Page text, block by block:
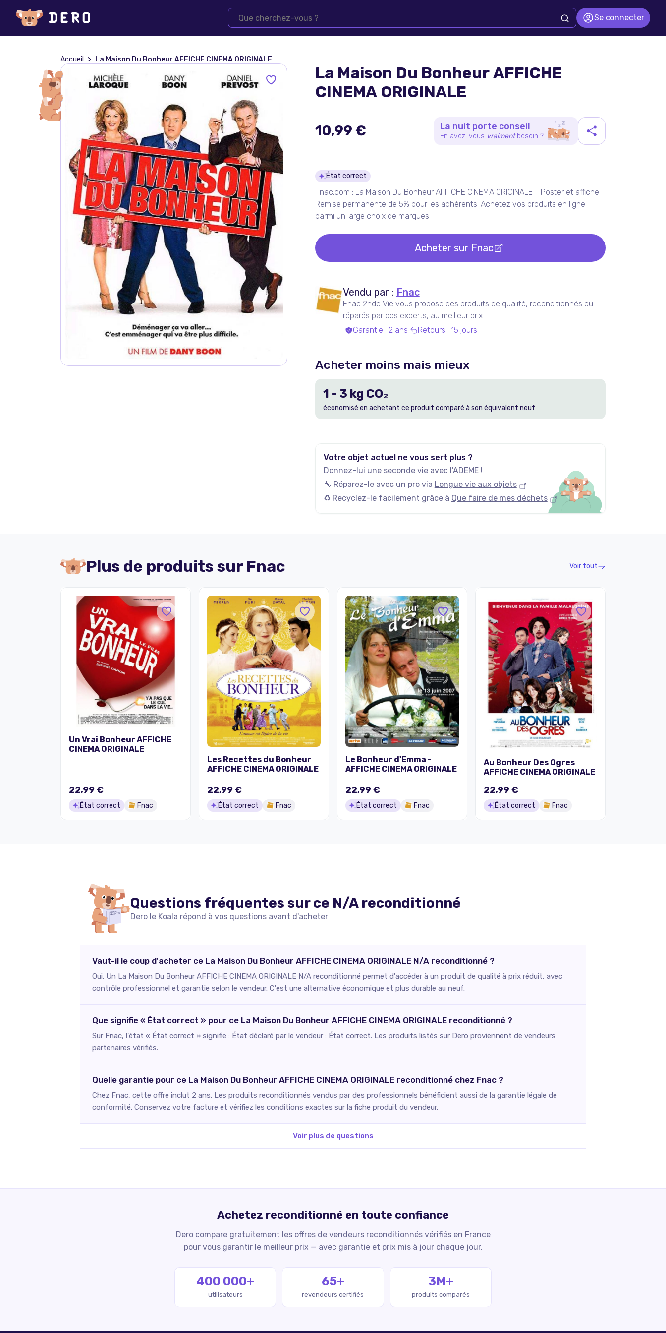
Se connecter
Accueil La Maison Du Bonheur AFFICHE CINEMA ORIGINALE
La Maison Du Bonheur AFFICHE
CINEMA ORIGINALE
10,99 € La nuit porte conseil
En avez-vous vraiment besoin ?
Détails du produit
État correct
Fnac.com : La Maison Du Bonheur AFFICHE CINEMA ORIGINALE - Poster et affiche.
Remise permanente de 5% pour les adhérents. Achetez vos produits en ligne
parmi un large choix de marques.
Acheter sur Fnac
Vendu par : Fnac
Fnac 2nde Vie vous propose des produits de qualité, reconditionnés ou
réparés par des experts, au meilleur prix.
Garantie : 2 ans Retours : 15 jours
Acheter moins mais mieux
1 - 3 kg CO₂
économisé en achetant ce produit comparé à son équivalent neuf
Votre objet actuel ne vous sert plus ?
Donnez-lui une seconde vie avec l'ADEME !
🔧 Réparez-le avec un pro via Longue vie aux objets
♻️ Recyclez-le facilement grâce à Que faire de mes déchets
Plus de produits sur Fnac Voir tout
Un Vrai Bonheur AFFICHE
CINEMA ORIGINALE
22,99 €
État correct Fnac
Les Recettes du Bonheur
AFFICHE CINEMA ORIGINALE
22,99 €
État correct Fnac
Le Bonheur d'Emma -
AFFICHE CINEMA ORIGINALE
22,99 €
État correct Fnac
Au Bonheur Des Ogres
AFFICHE CINEMA ORIGINALE
22,99 €
État correct Fnac
Questions fréquentes sur ce N/A reconditionné
Dero le Koala répond à vos questions avant d'acheter
Vaut-il le coup d'acheter ce La Maison Du Bonheur AFFICHE CINEMA ORIGINALE N/A reconditionné ?
Oui. Un La Maison Du Bonheur AFFICHE CINEMA ORIGINALE N/A reconditionné permet d'accéder à un produit de qualité à prix réduit, avec
contrôle professionnel et garantie selon le vendeur. C'est une alternative économique et plus durable au neuf.
Que signifie « État correct » pour ce La Maison Du Bonheur AFFICHE CINEMA ORIGINALE reconditionné ?
Sur Fnac, l'état « État correct » signifie : État déclaré par le vendeur : État correct. Les produits listés sur Dero proviennent de vendeurs
partenaires vérifiés.
Quelle garantie pour ce La Maison Du Bonheur AFFICHE CINEMA ORIGINALE reconditionné chez Fnac ?
Chez Fnac, cette offre inclut 2 ans. Les produits reconditionnés vendus par des professionnels bénéficient aussi de la garantie légale de
conformité. Conservez votre facture et vérifiez les conditions exactes sur la fiche produit du vendeur.
Voir plus de questions
Achetez reconditionné en toute confiance
Dero compare gratuitement les offres de vendeurs reconditionnés vérifiés en France
pour vous garantir le meilleur prix — avec garantie et prix mis à jour chaque jour.
400 000+
utilisateurs
65+
revendeurs certifiés
3M+
produits comparés